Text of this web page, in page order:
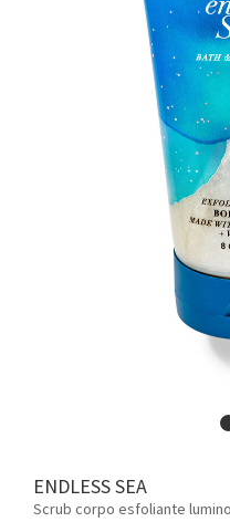
ENDLESS SEA
Scrub corpo esfoliante